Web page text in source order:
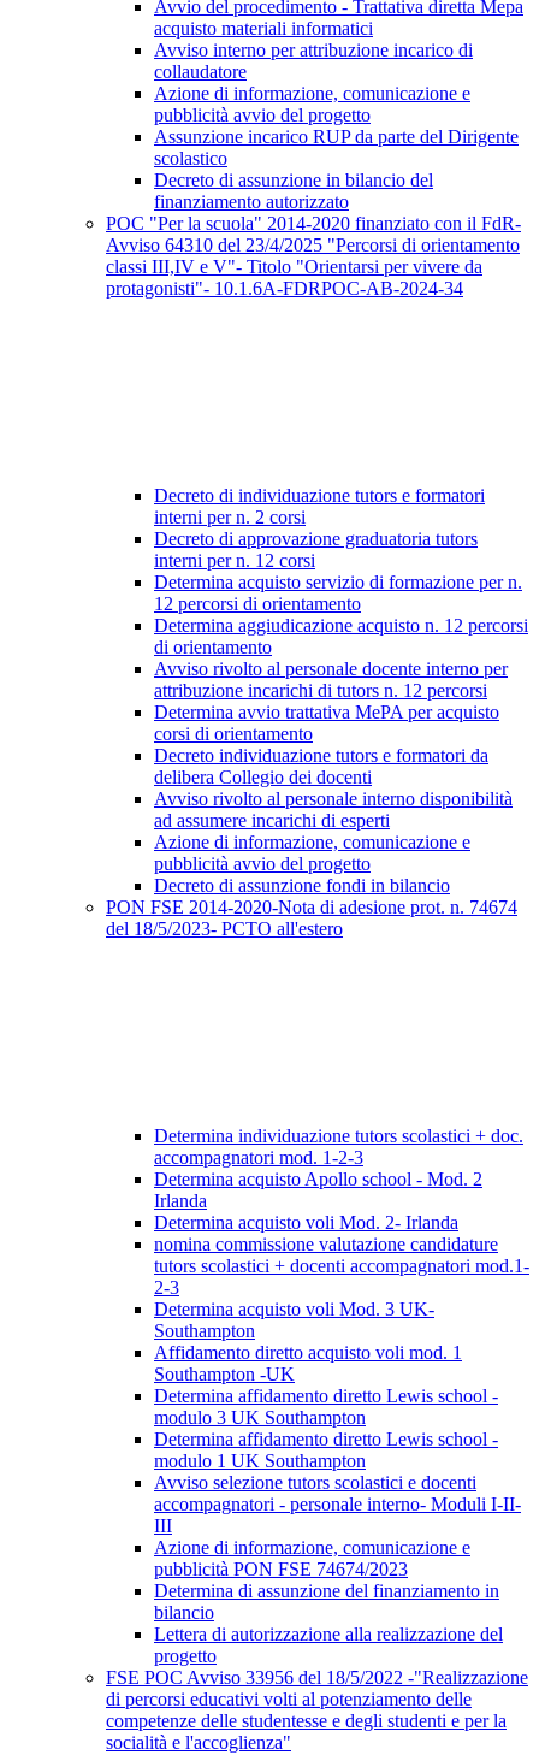
Avvio del procedimento - Trattativa diretta Mepa
acquisto materiali informatici
Avviso interno per attribuzione incarico di
collaudatore
Azione di informazione, comunicazione e
pubblicità avvio del progetto
Assunzione incarico RUP da parte del Dirigente
scolastico
Decreto di assunzione in bilancio del
finanziamento autorizzato
POC "Per la scuola" 2014-2020 finanziato con il FdR-
Avviso 64310 del 23/4/2025 "Percorsi di orientamento
classi III,IV e V"- Titolo "Orientarsi per vivere da
protagonisti"- 10.1.6A-FDRPOC-AB-2024-34
Decreto di individuazione tutors e formatori
interni per n. 2 corsi
Decreto di approvazione graduatoria tutors
interni per n. 12 corsi
Determina acquisto servizio di formazione per n.
12 percorsi di orientamento
Determina aggiudicazione acquisto n. 12 percorsi
di orientamento
Avviso rivolto al personale docente interno per
attribuzione incarichi di tutors n. 12 percorsi
Determina avvio trattativa MePA per acquisto
corsi di orientamento
Decreto individuazione tutors e formatori da
delibera Collegio dei docenti
Avviso rivolto al personale interno disponibilità
ad assumere incarichi di esperti
Azione di informazione, comunicazione e
pubblicità avvio del progetto
Decreto di assunzione fondi in bilancio
PON FSE 2014-2020-Nota di adesione prot. n. 74674
del 18/5/2023- PCTO all'estero
Determina individuazione tutors scolastici + doc.
accompagnatori mod. 1-2-3
Determina acquisto Apollo school - Mod. 2
Irlanda
Determina acquisto voli Mod. 2- Irlanda
nomina commissione valutazione candidature
tutors scolastici + docenti accompagnatori mod.1-
2-3
Determina acquisto voli Mod. 3 UK-
Southampton
Affidamento diretto acquisto voli mod. 1
Southampton -UK
Determina affidamento diretto Lewis school -
modulo 3 UK Southampton
Determina affidamento diretto Lewis school -
modulo 1 UK Southampton
Avviso selezione tutors scolastici e docenti
accompagnatori - personale interno- Moduli I-II-
III
Azione di informazione, comunicazione e
pubblicità PON FSE 74674/2023
Determina di assunzione del finanziamento in
bilancio
Lettera di autorizzazione alla realizzazione del
progetto
FSE POC Avviso 33956 del 18/5/2022 -"Realizzazione
di percorsi educativi volti al potenziamento delle
competenze delle studentesse e degli studenti e per la
socialità e l'accoglienza"